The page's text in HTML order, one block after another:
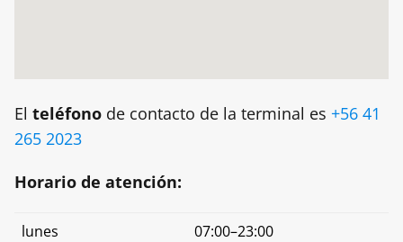
El teléfono de contacto de la terminal es +56 41
265 2023
Horario de atención:
lunes
07:00–23:00